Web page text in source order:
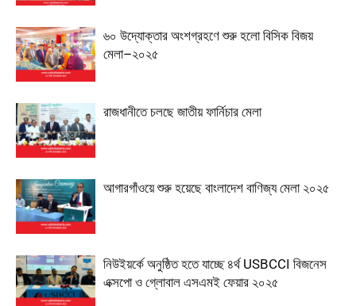
৬০ উদ্যোক্তার অংশগ্রহণে শুরু হলো বিসিক বিজয়
মেলা–২০২৫
রাজধানীতে চলছে জাতীয় ফার্নিচার মেলা
আগারগাঁওয়ে শুরু হয়েছে বাংলাদেশ বাণিজ্য মেলা ২০২৫
নিউইয়র্কে অনুষ্ঠিত হতে যাচ্ছে ৪র্থ USBCCI বিজনেস
এক্সপো ও গ্লোবাল এসএমই ফেয়ার ২০২৫